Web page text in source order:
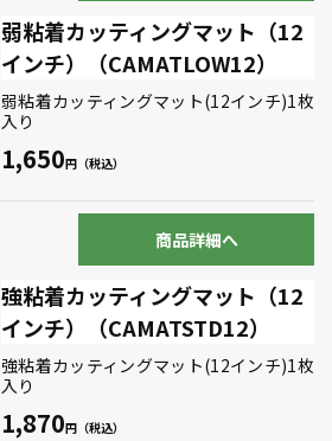
弱粘着カッティングマット（12
インチ）（CAMATLOW12）
弱粘着カッティングマット(12インチ)1枚
入り
1,650
商品詳細へ
強粘着カッティングマット（12
インチ）（CAMATSTD12）
強粘着カッティングマット(12インチ)1枚
入り
1,870